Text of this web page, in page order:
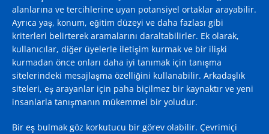
alanlarına ve tercihlerine uyan potansiyel ortaklar arayabilir.
Ayrıca yaş, konum, eğitim düzeyi ve daha fazlası gibi
kriterleri belirterek aramalarını daraltabilirler. Ek olarak,
kullanıcılar, diğer üyelerle iletişim kurmak ve bir ilişki
kurmadan önce onları daha iyi tanımak için tanışma
sitelerindeki mesajlaşma özelliğini kullanabilir. Arkadaşlık
siteleri, eş arayanlar için paha biçilmez bir kaynaktır ve yeni
insanlarla tanışmanın mükemmel bir yoludur.
Bir eş bulmak göz korkutucu bir görev olabilir. Çevrimiçi